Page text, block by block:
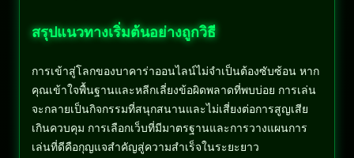
สรุปแนวทางเริ่มต้นอย่างถูกวิธี
การเข้าสู่โลกของบาคาร่าออนไลน์ไม่จำเป็นต้องซับซ้อน หาก
คุณเข้าใจพื้นฐานและหลีกเลี่ยงข้อผิดพลาดที่พบบ่อย การเล่น
จะกลายเป็นกิจกรรมที่สนุกสนานและไม่เสี่ยงต่อการสูญเสีย
เกินควบคุม การเลือกเว็บที่มีมาตรฐานและการวางแผนการ
เล่นที่ดีคือกุญแจสำคัญสู่ความสำเร็จในระยะยาว